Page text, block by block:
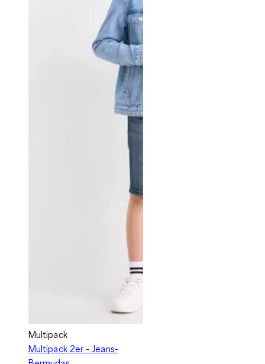
Multipack
Multipack 2er - Jeans-